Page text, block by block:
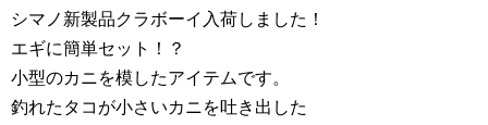
シマノ新製品クラボーイ入荷しました！
エギに簡単セット！？
小型のカニを模したアイテムです。
釣れたタコが小さいカニを吐き出した